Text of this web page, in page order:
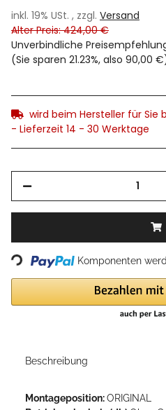
inkl. 19% USt. , zzgl. Versand
Alter Preis: 424,00 €
Unverbindliche
(Sie sparen 21.23%, also 90,00 €
wird beim Hersteller für Sie
- Lieferzeit 14 - 30 Werktage
Loading... Komponenten
Beschreibung
Montageposition:ORIGINAL